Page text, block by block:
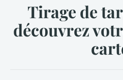
Tirage de
découvrez